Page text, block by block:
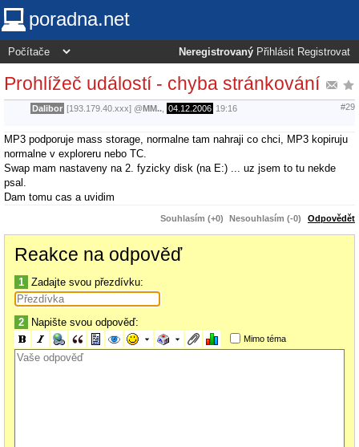
poradna.net
Neregistrovaný Přihlásit Registrovat
Prohlížeč událostí - chyba stránkování
Dalibor [193.179.40.xxx] @MM.. 04.12.2006 19:16 #29
MP3 podporuje mass storage, normalne tam nahraji co chci, MP3 kopiruju
normalne v exploreru nebo TC.
Swap mam nastaveny na 2. fyzicky disk (na E:) ... uz jsem to tu nekde
psal.
Dam tomu cas a uvidim
Souhlasím (+0) Nesouhlasím (-0) Odpovědět
Reakce na odpověď
1 Zadajte svou přezdívku:
2 Napište svou odpověď:
Mimo téma